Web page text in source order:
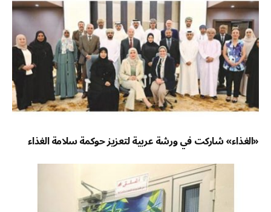
«الغذاء» شاركت في ورشة عربية لتعزيز حوكمة سلامة الغذاء